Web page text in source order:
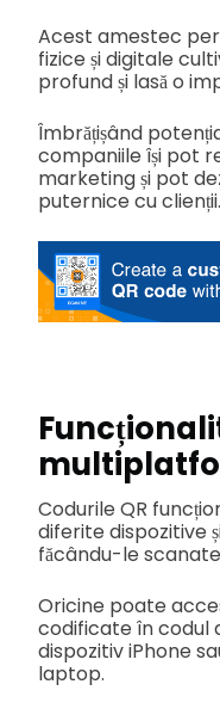
Acest amestec
fizice și digitale
profund și lasă o
Îmbrățișând
companiile își pot
marketing și pot
puternice cu clienții.
Codurile QR
diferite dispozitive
făcându-le
Oricine poate
codificate în codul
dispozitiv iPhone
laptop.